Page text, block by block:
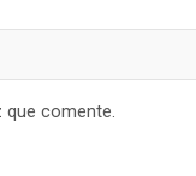
que comente.